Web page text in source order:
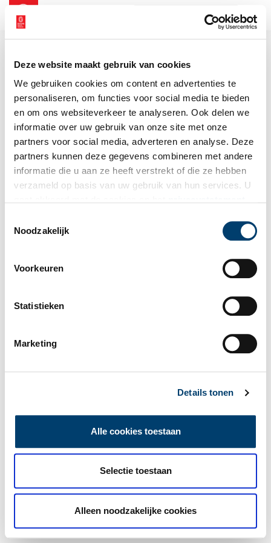
Deze website maakt gebruik van cookies
We gebruiken cookies om content en advertenties te
personaliseren, om functies voor social media te bieden
en om ons websiteverkeer te analyseren. Ook delen we
informatie over uw gebruik van onze site met onze
partners voor social media, adverteren en analyse. Deze
partners kunnen deze gegevens combineren met andere
informatie die u aan ze heeft verstrekt of die ze hebben
verzameld op basis van uw gebruik van hun services. U
Noodzakelijk
Voorkeuren
Statistieken
Marketing
Details tonen
Alle cookies toestaan
Selectie toestaan
Alleen noodzakelijke cookies